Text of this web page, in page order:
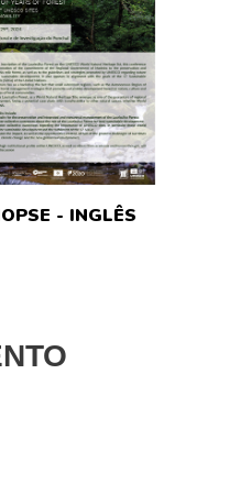
- INGLÊS